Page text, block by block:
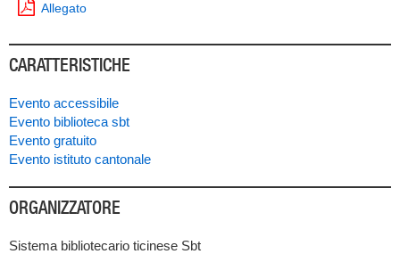
Allegato
CARATTERISTICHE
Evento accessibile
Evento biblioteca sbt
Evento gratuito
Evento istituto cantonale
ORGANIZZATORE
Sistema bibliotecario ticinese Sbt